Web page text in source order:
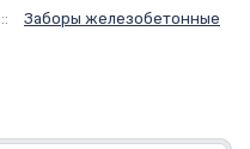
::
Заборы железобетонные